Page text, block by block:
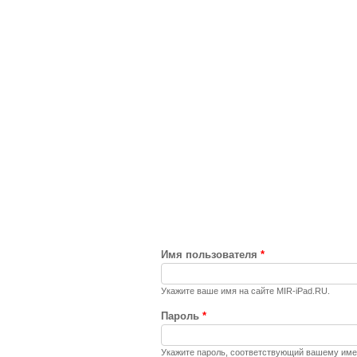
Имя пользователя *
Укажите ваше имя на сайте MIR-iPad.RU.
Пароль *
Укажите пароль, соответствующий вашему